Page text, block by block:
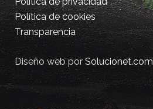
Política de cookies
Transparencia
Diseño web porSolucionet.com